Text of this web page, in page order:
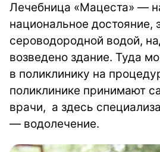
Лечебница «Мацеста» —
национальное достояние,
сероводородной водой,
возведено здание. Туда
в поликлинику на
поликлинике принимают
врачи, а здесь
— водолечение.